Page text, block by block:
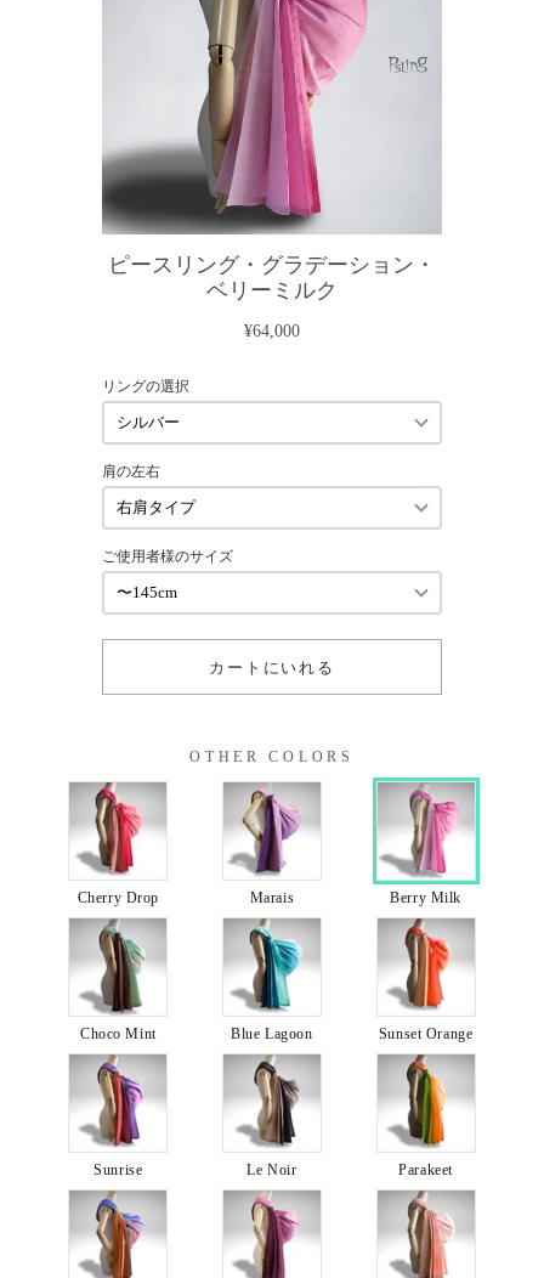
OTHER COLORS
Cherry Drop Marais Berry Milk
Choco Mint Blue Lagoon Sunset Orange
Sunrise Le Noir Parakeet